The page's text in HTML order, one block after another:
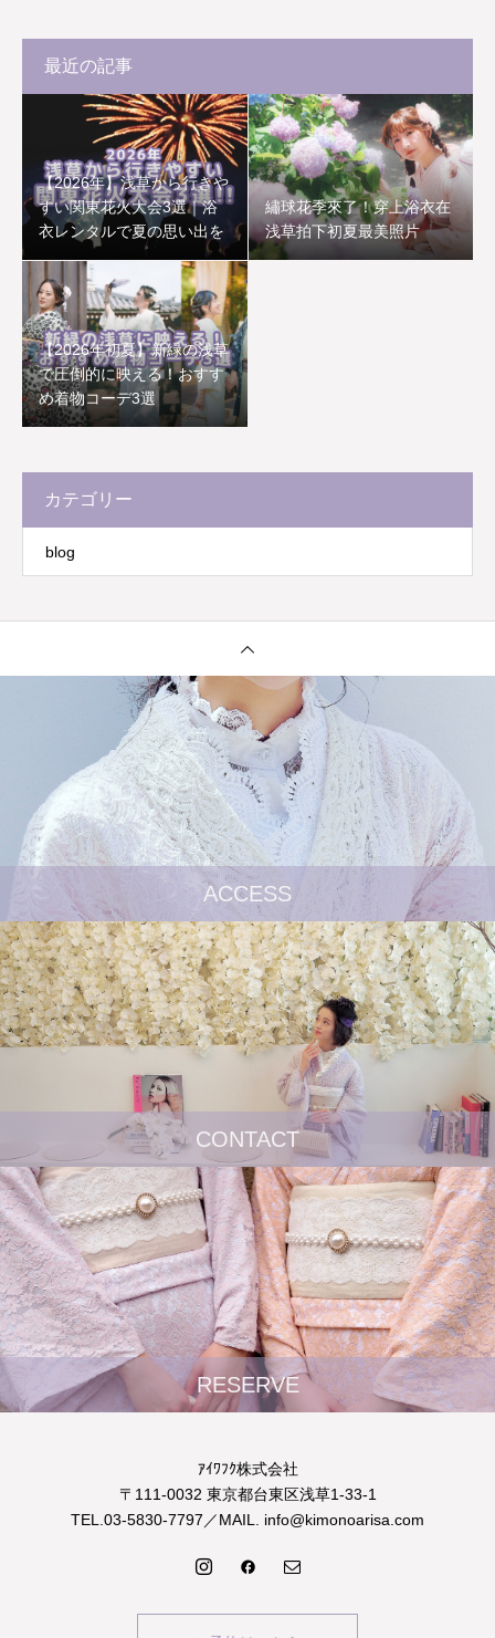
最近の記事
【2026年】浅草から行きや
すい関東花火大会3選｜浴
衣レンタルで夏の思い出を
繡球花季來了！穿上浴衣在
浅草拍下初夏最美照片
【2026年初夏】新緑の浅草
で圧倒的に映える！おすす
め着物コーデ3選
カテゴリー
blog
ACCESS
CONTACT
RESERVE
ｱｲﾜﾌｸ株式会社
〒111-0032 東京都台東区浅草1-33-1
TEL.03-5830-7797／MAIL. info@kimonoarisa.com